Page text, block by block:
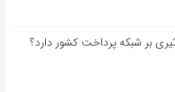
بر شبکه پرداخت کشور دارد؟